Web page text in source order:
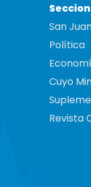
San
Política
Cuyo
Revista